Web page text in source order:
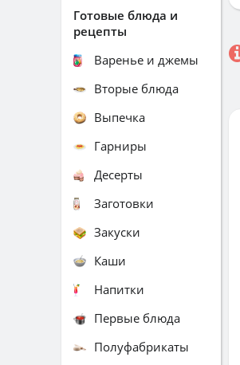
Готовые блюда и
рецепты
Варенье и джемы
Вторые блюда
Выпечка
Гарниры
Десерты
Заготовки
Закуски
Каши
Напитки
Первые блюда
Полуфабрикаты